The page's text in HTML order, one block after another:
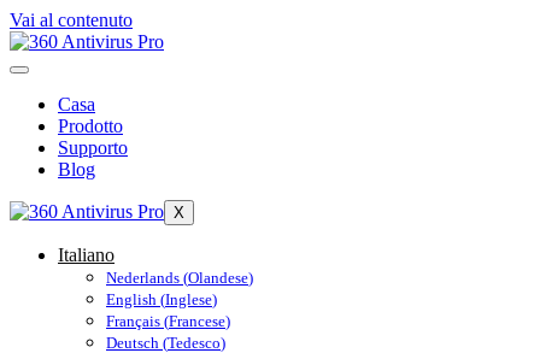
Vai al contenuto
Casa
Prodotto
Supporto
Blog
X
Italiano
Nederlands (Olandese)
English (Inglese)
Français (Francese)
Deutsch (Tedesco)